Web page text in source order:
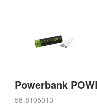
Powerbank
58-8105013